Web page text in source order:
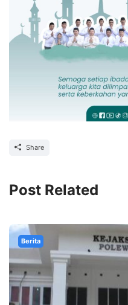
Share
Post Related
Berita